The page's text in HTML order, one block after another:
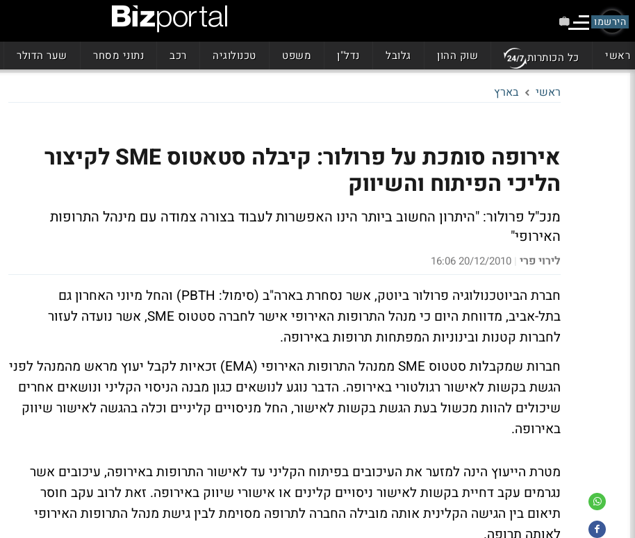
הירשמו
ראשי כל הכותרות שוק ההון גלובל נדל"ן משפט טכנולוגיה רכב נתוני מסחר שער הדולר
ראשי בארץ
אירופה סומכת על פרולור: קיבלה סטאטוס SME לקיצור
הליכי הפיתוח והשיווק
מנכ"ל פרולור: "היתרון החשוב ביותר הינו האפשרות לעבוד בצורה צמודה עם מינהל התרופות
האירופי"
לירוי פרי |
20/12/2010 16:06
חברת הביוטכנולוגיה פרולור ביוטק, אשר נסחרת בארה"ב (סימול: PBTH) והחל מיוני האחרון גם
בתל-אביב, מדווחת היום כי מנהל התרופות האירופי אישר לחברה סטטוס SME, אשר נועדה לעזור
לחברות קטנות ובינוניות המפתחות תרופות באירופה.
חברות שמקבלות סטטוס SME ממנהל התרופות האירופי (EMA) זכאיות לקבל יעוץ מראש מהמנהל לפני
הגשת בקשות לאישור רגולטורי באירופה. הדבר נוגע לנושאים כגון מבנה הניסוי הקליני ונושאים אחרים
שיכולים להוות מכשול בעת הגשת בקשות לאישור, החל מניסויים קליניים וכלה בהגשה לאישור שיווק
באירופה.
מטרת הייעוץ הינה למזער את העיכובים בפיתוח הקליני עד לאישור התרופות באירופה, עיכובים אשר
נגרמים עקב דחיית בקשות לאישור ניסויים קלינים או אישורי שיווק באירופה. זאת לרוב עקב חוסר
תיאום בין הגישה הקלינית אותה מובילה החברה לתרופה מסוימת לבין גישת מנהל התרופות האירופי